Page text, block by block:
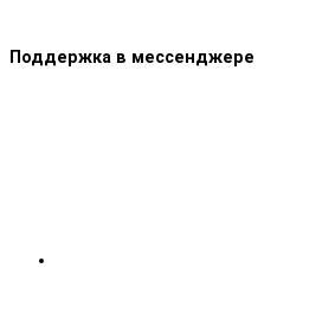
Поддержка в мессенджере